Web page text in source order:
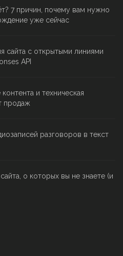
7 причин, почему вам нужно
уже сейчас
сайта с открытыми линиями
API
и техническая
продаж
разговоров в текст
о которых вы не знаете (и